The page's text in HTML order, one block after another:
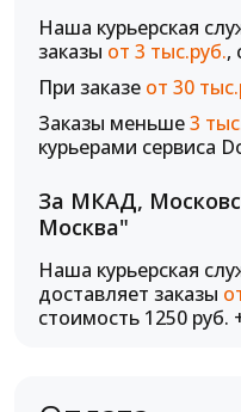
Наша курьерская
заказы от 3 тыс.руб.,
При заказе от 30
Заказы меньше3
курьерами сервиса
За МКАД,
Москва"
Наша курьерская
доставляет заказы
стоимость 1250 руб.